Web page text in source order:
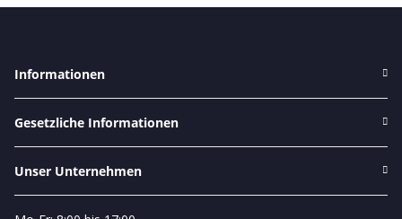
Informationen
Gesetzliche Informationen
Unser Unternehmen